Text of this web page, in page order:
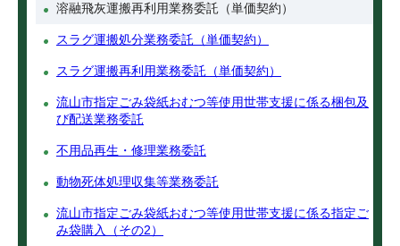
溶融飛灰運搬再利用業務委託（単価契約）
スラグ運搬処分業務委託（単価契約）
スラグ運搬再利用業務委託（単価契約）
流山市指定ごみ袋紙おむつ等使用世帯支援に係る梱包及
び配送業務委託
不用品再生・修理業務委託
動物死体処理収集等業務委託
流山市指定ごみ袋紙おむつ等使用世帯支援に係る指定ご
み袋購入（その2）